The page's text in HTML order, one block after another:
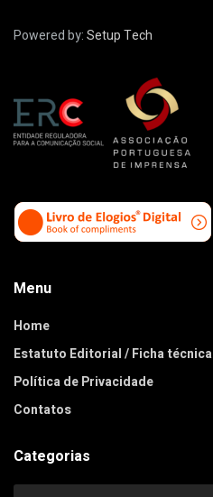
Powered by:Setup Tech
Menu
Home
Estatuto Editorial / Ficha técnica
Política de Privacidade
Contatos
Categorias